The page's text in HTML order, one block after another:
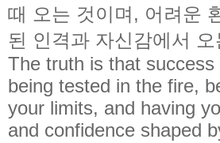
때 오는 것이며, 어려운
된 인격과 자신감에서
The truth is that
being tested in the fire,
your limits, and having
and confidence shaped